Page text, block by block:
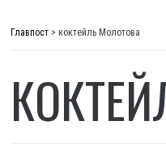
Главпост > коктейль Молотова